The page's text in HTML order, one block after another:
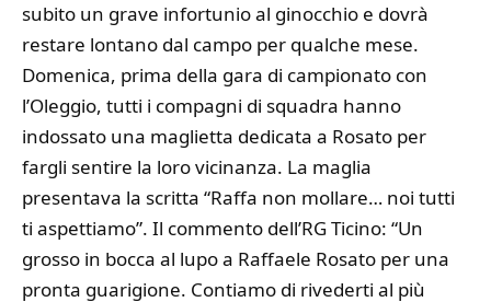
subito un grave infortunio al ginocchio e dovrà
restare lontano dal campo per qualche mese.
Domenica, prima della gara di campionato con
l’Oleggio, tutti i compagni di squadra hanno
indossato una maglietta dedicata a Rosato per
fargli sentire la loro vicinanza. La maglia
presentava la scritta “Raffa non mollare… noi tutti
ti aspettiamo”. Il commento dell’RG Ticino: “Un
grosso in bocca al lupo a Raffaele Rosato per una
pronta guarigione. Contiamo di rivederti al più